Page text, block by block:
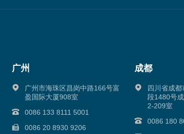
广州
广州市海珠区昌岗中路166号富
盈国际大厦908室
0086 133 8111 5001
0086 20 8930 9206
成都
四川省成
段1480号
2-209室
0086 180